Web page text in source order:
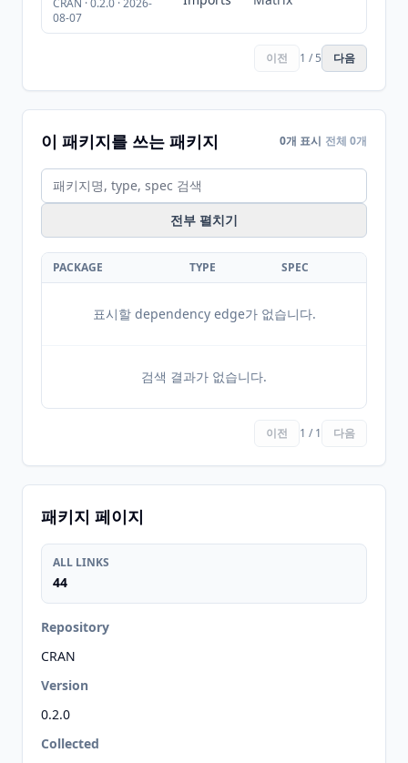
CRAN · 0.2.0 · 2026-
08-07
이전 1 / 5 다음
이 패키지를 쓰는 패키지 0개 표시 전체 0개
전부 펼치기
PACKAGE TYPE SPEC
표시할 dependency edge가 없습니다.
검색 결과가 없습니다.
이전 1 / 1 다음
패키지 페이지
ALL LINKS
44
Repository
CRAN
Version
0.2.0
Collected